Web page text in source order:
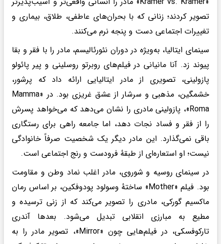
تصویر کردند؛ زنانی که با بحران‌های عاطفی، طلاق، بیماری و
تغییرات اجتماعی دست و پنجه نرم می‌کنند.
سینمای ایتالیا، به‌ویژه در دوران نئورئالیسم، مادر را با فقر و بقا
پیوند زد. آنا مانیانی در فیلم‌های روبرتو روسلینی و پیر پائولو
پازولینی، تصویری از مادر ایتالیایی ارائه داد که پرشور،
خشمگین، مذهبی و سرشار از عشق غریزی بود. در «Mamma
Roma»، پازولینی مادری را نشان می‌دهد که می‌خواهد پسرش
را از فقر و فساد نجات دهد، اما جامعه راهی برای رستگاری
باقی نمی‌گذارد. این مادر دیگر یک شخصیت صرفاً خانوادگی
نیست؛ او استعاره‌ای از طبقهٔ فرودست و رنج اجتماعی است.
در سینمای روسیه و شوروی، مادر اغلب نماد وطن و مقاومت
بود. فیلم «Mother» ساختهٔ وسولود پودوفکین، بر اساس رمان
ماکسیم گورکی، مادری را تصویر می‌کند که از زنی ترسیده و
مطیع به مبارزی انقلابی تبدیل می‌شود. بعدها آندری
تارکوفسکی، در فیلم‌هایی چون «Mirror»، تصویر مادر را به